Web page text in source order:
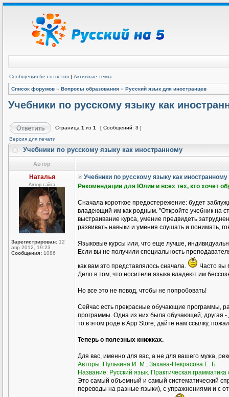
Сообщения без ответов | Активные темы
Список форумов » Вопросы образования » Русский язык для иностранцев
Учебники по русскому языку как
Страница 1 из 1
[ Сообщений: 3 ]
Версия для печати
Учебники по русскому языку как иностранному
Автор
Наталья
Автор сайта
Зарегистрирован: 12
апр 2012, 19:23
Сообщения: 1086
Учебники по русскому языку как иностранному
Рекомендации для Юлии и всех тех, кто хочет
Сначала короткое предостережение: будет
владеющий им как родным. "Откройте учебник на
выстраивание курса, умение предвидеть
развивать навыки и умения слушать и понимать,
Языковые курсы или, что еще лучше,
Если вы не получили специальность
как вам это представлялось сначала.
Часто вы
Дело в том, что носители языка владеют им
Но все это не повод, чтобы не попробовать!
Сейчас есть прекрасные обучающие программы,
программы. Одна из них была обучающей, другая -
то в этом роде в Аpp Store, дайте нам ссылку,
Теперь о полезных книжках.
Для вас, именно для вас, а не для вашего мужа,
Авторы: Пулькина И. М., Захава-Некрасова Е. Б.
Название: Русский язык. Практическая
Это самый объемный и самый систематический
переводы на разные языки), с упражнениями и с